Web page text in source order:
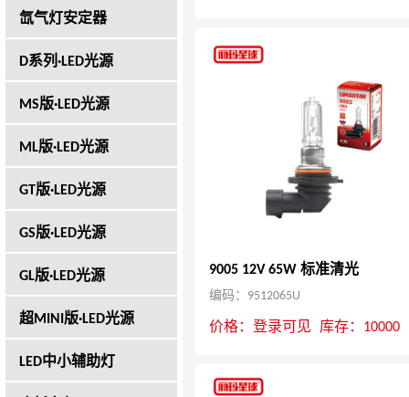
氙气灯安定器
D系列·LED光源
MS版·LED光源
ML版·LED光源
GT版·LED光源
GS版·LED光源
GL版·LED光源
超MINI版·LED光源
LED中小辅助灯
9005 12V 65W 标准清光
编码：9512065U
价格： 登录可见 库存：10000